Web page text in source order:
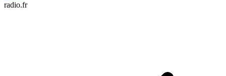
radio.fr